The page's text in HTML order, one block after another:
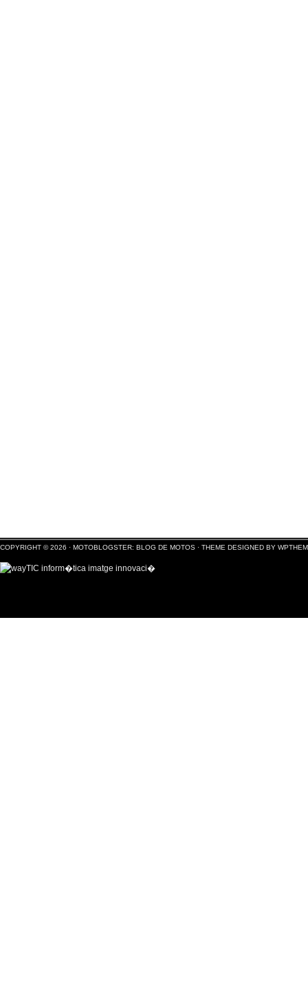
COPYRIGHT © 2026 · MOTOBLOGSTER: BLOG DE MOTOS · THEME DESIGNED BY